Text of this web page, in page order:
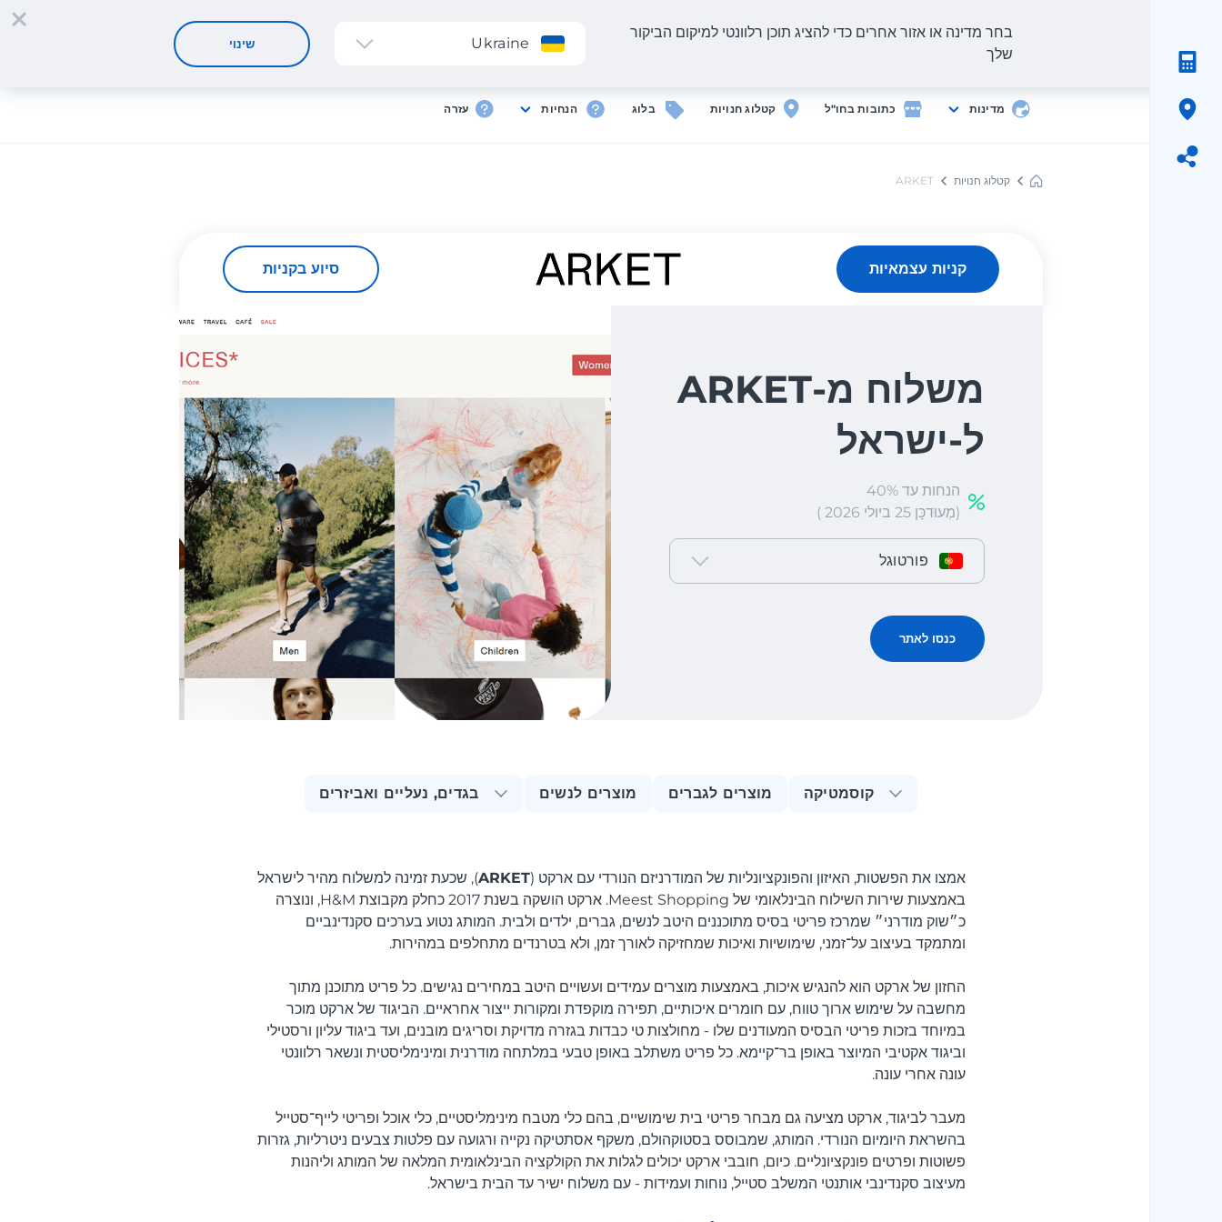
אפליקציה הרשמה התחברות
מדינות כתובות בחו"ל קטלוג חנויות בלוג הנחיות עזרה
בחר מדינה או אזור אחרים כדי להציג תוכן רלוונטי למיקום הביקור
שלך
Ukraine שינוי
Meest קטלוג חנויות ARKET
סיוע בקניות קניות עצמאיות
משלוח מ-ARKET
ל-ישראל
הנחות עד 40%
(מְעוּדכָּן 25 ביולי 2026 )
פורטוגל
כנסו לאתר
בגדים, נעליים ואביזרים מוצרים לנשים מוצרים לגברים קוסמטיקה
אמצו את הפשטות, האיזון והפונקציונליות של המודרניזם הנורדי עם ארקט (ARKET), שכעת זמינה למשלוח מהיר לישראל
באמצעות שירות השילוח הבינלאומי של Meest Shopping. ארקט הושקה בשנת 2017 כחלק מקבוצת H&M, ונוצרה
כ״שוק מודרני״ שמרכז פריטי בסיס מתוכננים היטב לנשים, גברים, ילדים ולבית. המותג נטוע בערכים סקנדינביים
ומתמקד בעיצוב על־זמני, שימושיות ואיכות שמחזיקה לאורך זמן, ולא בטרנדים מתחלפים במהירות.
החזון של ארקט הוא להנגיש איכות, באמצעות מוצרים עמידים ועשויים היטב במחירים נגישים. כל פריט מתוכנן מתוך
מחשבה על שימוש ארוך טווח, עם חומרים איכותיים, תפירה מוקפדת ומקורות ייצור אחראיים. הביגוד של ארקט מוכר
במיוחד בזכות פריטי הבסיס המעודנים שלו - מחולצות טי כבדות בגזרה מדויקת וסריגים מובנים, ועד ביגוד עליון ורסטילי
וביגוד אקטיבי המיוצר באופן בר־קיימא. כל פריט משתלב באופן טבעי במלתחה מודרנית ומינימליסטית ונשאר רלוונטי
עונה אחרי עונה.
מעבר לביגוד, ארקט מציעה גם מבחר פריטי בית שימושיים, בהם כלי מטבח מינימליסטיים, כלי אוכל ופריטי לייף־סטייל
בהשראת היומיום הנורדי. המותג, שמבוסס בסטוקהולם, משקף אסתטיקה נקייה ורגועה עם פלטות צבעים ניטרליות, גזרות
פשוטות ופרטים פונקציונליים. כיום, חובבי ארקט יכולים לגלות את הקולקציה הבינלאומית המלאה של המותג וליהנות
מעיצוב סקנדינבי אותנטי המשלב סטייל, נוחות ועמידות - עם משלוח ישיר עד הבית בישראל.